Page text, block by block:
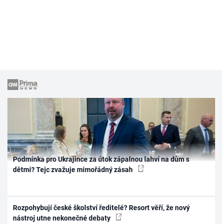
Podmínka pro Ukrajince za útok zápalnou lahví na dům s
dětmi? Tejc zvažuje mimořádný zásah
Rozpohybují české školství ředitelé? Resort věří, že nový
nástroj utne nekonečné debaty